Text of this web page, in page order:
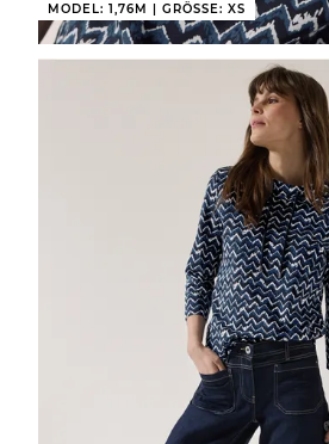
MODEL: 1,76M | GRÖSSE: XS